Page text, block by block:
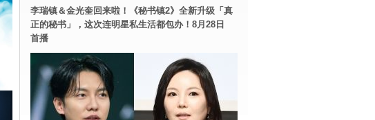
李瑞镇＆金光奎回来啦！《秘书镇2》全新升级「真
正的秘书」，这次连明星私生活都包办！8月28日
首播